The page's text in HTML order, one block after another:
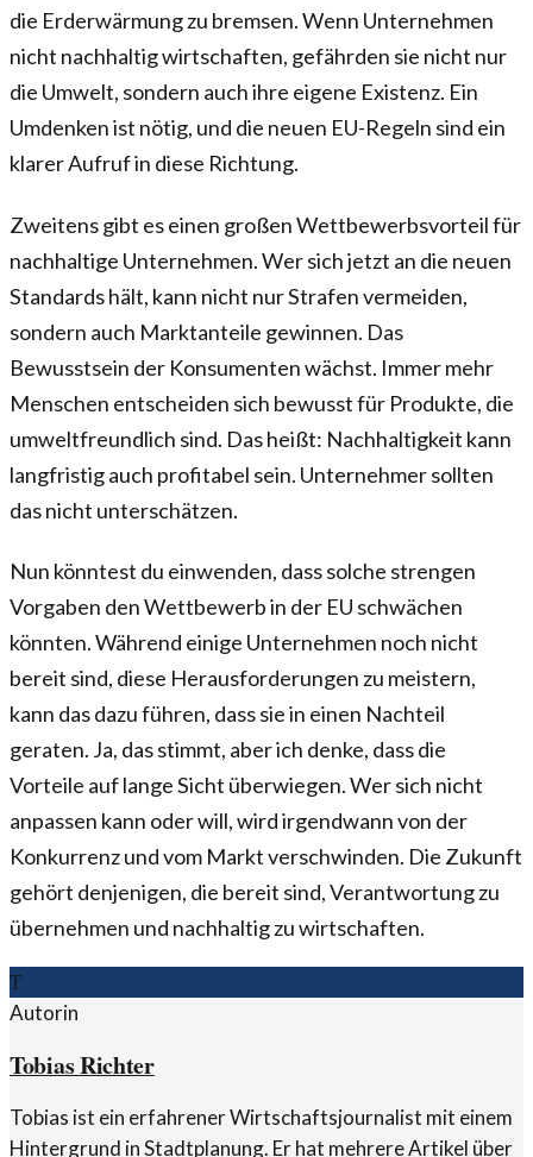
die Erderwärmung zu bremsen. Wenn Unternehmen
nicht nachhaltig wirtschaften, gefährden sie nicht nur
die Umwelt, sondern auch ihre eigene Existenz. Ein
Umdenken ist nötig, und die neuen EU-Regeln sind ein
klarer Aufruf in diese Richtung.
Zweitens gibt es einen großen Wettbewerbsvorteil für
nachhaltige Unternehmen. Wer sich jetzt an die neuen
Standards hält, kann nicht nur Strafen vermeiden,
sondern auch Marktanteile gewinnen. Das
Bewusstsein der Konsumenten wächst. Immer mehr
Menschen entscheiden sich bewusst für Produkte, die
umweltfreundlich sind. Das heißt: Nachhaltigkeit kann
langfristig auch profitabel sein. Unternehmer sollten
das nicht unterschätzen.
Nun könntest du einwenden, dass solche strengen
Vorgaben den Wettbewerb in der EU schwächen
könnten. Während einige Unternehmen noch nicht
bereit sind, diese Herausforderungen zu meistern,
kann das dazu führen, dass sie in einen Nachteil
geraten. Ja, das stimmt, aber ich denke, dass die
Vorteile auf lange Sicht überwiegen. Wer sich nicht
anpassen kann oder will, wird irgendwann von der
Konkurrenz und vom Markt verschwinden. Die Zukunft
gehört denjenigen, die bereit sind, Verantwortung zu
übernehmen und nachhaltig zu wirtschaften.
T
Autorin
Tobias Richter
Tobias ist ein erfahrener Wirtschaftsjournalist mit einem
Hintergrund in Stadtplanung. Er hat mehrere Artikel über